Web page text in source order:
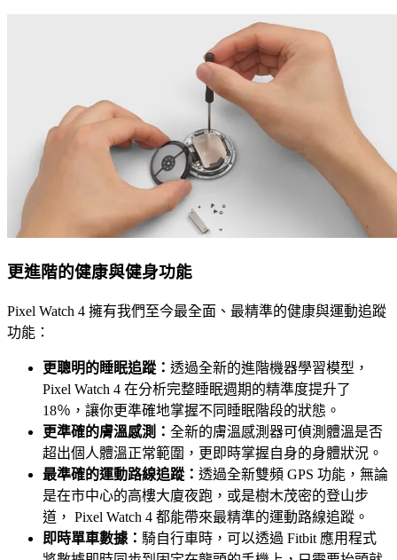
更進階的健康與健身功能
Pixel Watch 4 擁有我們至今最全面、最精準的健康與運動追蹤
功能：
更聰明的睡眠追蹤： 透過全新的進階機器學習模型，
Pixel Watch 4 在分析完整睡眠週期的精準度提升了
18％，讓你更準確地掌握不同睡眠階段的狀態。
更準確的膚溫感測： 全新的膚溫感測器可偵測體溫是否
超出個人體溫正常範圍，更即時掌握自身的身體狀況。
最準確的運動路線追蹤： 透過全新雙頻 GPS 功能，無論
是在市中心的高樓大廈夜跑，或是樹木茂密的登山步
道， Pixel Watch 4 都能帶來最精準的運動路線追蹤。
即時單車數據： 騎自行車時，可以透過 Fitbit 應用程式